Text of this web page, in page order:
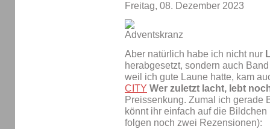
Freitag, 08. Dezember 2023
Aber natürlich habe ich nicht nur
herabgesetzt, sondern auch
weil ich gute Laune hatte, kam
CITY Wer zuletzt lacht, lebt
Preissenkung. Zumal ich gerade
könnt ihr einfach auf die
folgen noch zwei Rezensionen):